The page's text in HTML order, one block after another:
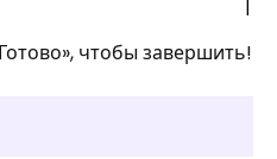
чтобы завершить!